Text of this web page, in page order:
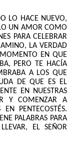
LO HACE NUEVO,
UN AMOR COMO
PARA CELEBRAR
LA VERDAD
EN QUE
PERO TE HACÍA
A LOS QUE
DE QUE ES EL
EN NUESTRAS
Y COMENZAR A
PENTECOSTÉS.
PALABRAS PARA
EL SEÑOR